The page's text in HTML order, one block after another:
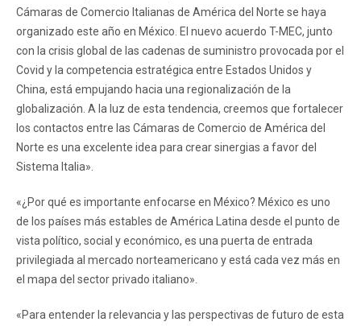
Cámaras de Comercio Italianas de América del Norte se haya
organizado este año en México. El nuevo acuerdo T-MEC, junto
con la crisis global de las cadenas de suministro provocada por el
Covid y la competencia estratégica entre Estados Unidos y
China, está empujando hacia una regionalización de la
globalización. A la luz de esta tendencia, creemos que fortalecer
los contactos entre las Cámaras de Comercio de América del
Norte es una excelente idea para crear sinergias a favor del
Sistema Italia».
«¿Por qué es importante enfocarse en México? México es uno
de los países más estables de América Latina desde el punto de
vista político, social y económico, es una puerta de entrada
privilegiada al mercado norteamericano y está cada vez más en
el mapa del sector privado italiano».
«Para entender la relevancia y las perspectivas de futuro de esta